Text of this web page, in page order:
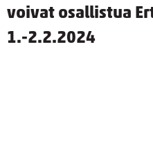
voivat osallistua
1.-2.2.2024